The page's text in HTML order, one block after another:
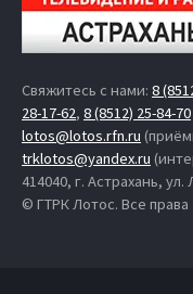
Свяжитесь с нами: 8
28-17-62, 8 (8512) 25-84-70
lotos@lotos.rfn.ru
trklotos@yandex.ru
414040, г. Астрахань, ул.
© ГТРК Лотос. Все